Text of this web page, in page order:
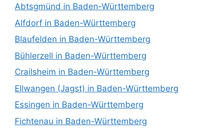
Abtsgmünd in Baden-Württemberg
Alfdorf in Baden-Württemberg
Blaufelden in Baden-Württemberg
Bühlerzell in Baden-Württemberg
Crailsheim in Baden-Württemberg
Ellwangen (Jagst) in Baden-Württemberg
Essingen in Baden-Württemberg
Fichtenau in Baden-Württemberg